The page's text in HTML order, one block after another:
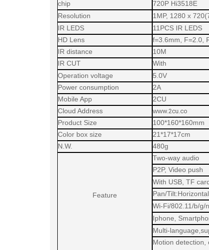
chip
720P Hi3518E
Resolution
1MP, 1280 x
IR LEDS
11PCS IR LEDS
HD Lens
f=3.6mm, F=2.0,
IR distance
10M
IR CUT
With
Operation voltage
5.0V
Power consumption
2A
Mobile App
2CU
Cloud Address
www.2cu.co
Product Size
100*160*160mm
Color box size
21*17*17cm
N.W.
480g
Feature
Two-way audio
P2P, Video push
With USB, TF
Pan/
Wi-Fi/802.11/
Iphone,
Multi-
Motion detection,